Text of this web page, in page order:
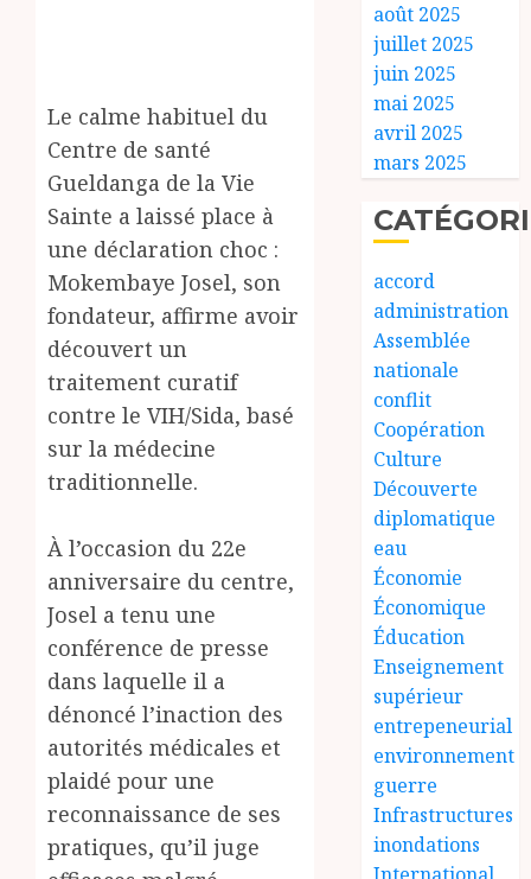
Le calme habituel du
Centre de santé
Gueldanga de la Vie
Sainte a laissé place à
une déclaration choc :
Mokembaye Josel, son
fondateur, affirme avoir
découvert un
traitement curatif
contre le VIH/Sida, basé
sur la médecine
traditionnelle.
À l’occasion du 22e
anniversaire du centre,
Josel a tenu une
conférence de presse
dans laquelle il a
dénoncé l’inaction des
autorités médicales et
plaidé pour une
reconnaissance de ses
pratiques, qu’il juge
août 2025
juillet 2025
juin 2025
mai 2025
avril 2025
mars 2025
accord
administration
Assemblée
nationale
conflit
Coopération
Culture
Découverte
diplomatique
eau
Économie
Économique
Éducation
Enseignement
supérieur
entrepeneurial
environnement
guerre
Infrastructures
inondations